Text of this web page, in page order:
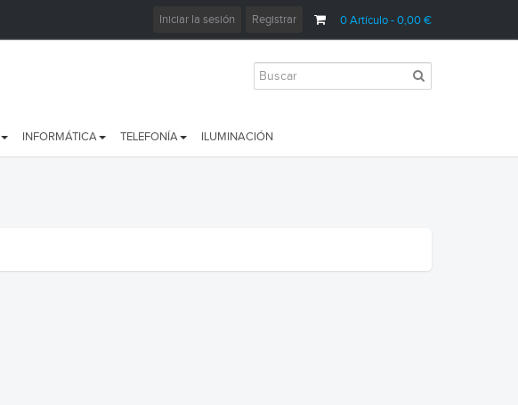
0Artículo- 0,00 €
Iniciar la sesión Registrar
INFORMÁTICA TELEFONÍA ILUMINACIÓN